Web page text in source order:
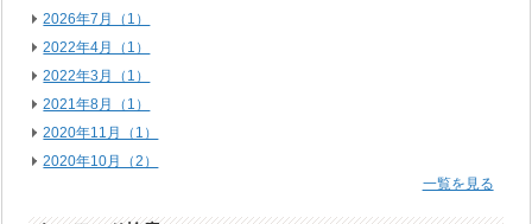
2026年7月（1）
2022年4月（1）
2022年3月（1）
2021年8月（1）
2020年11月（1）
2020年10月（2）
一覧を見る